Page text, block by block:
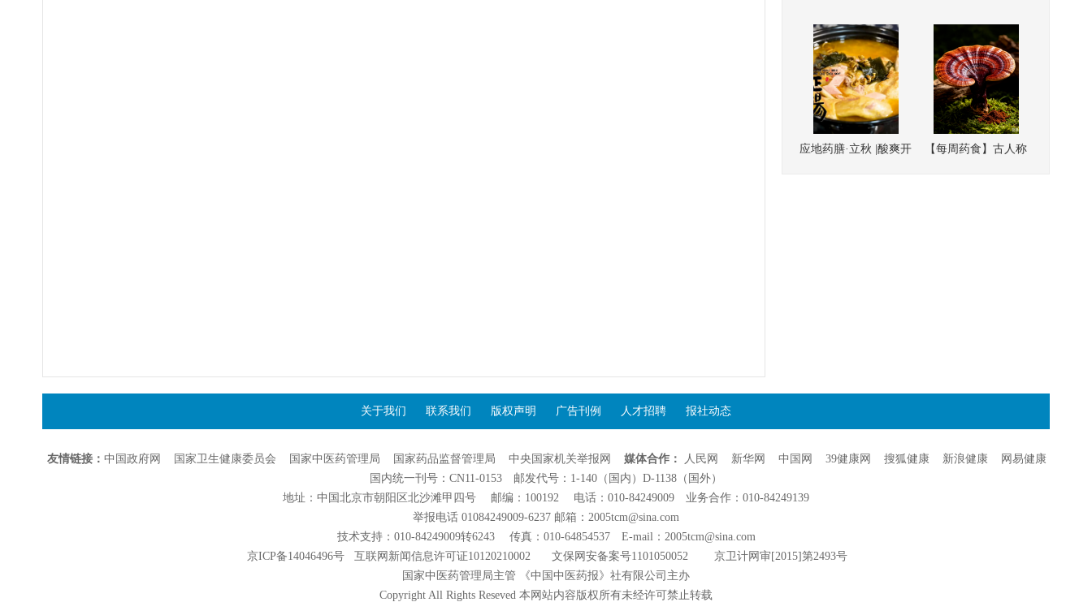
应地药膳·立秋 |酸爽开
【每周药食】古人称
关于我们 联系我们 版权声明 广告刊例 人才招聘 报社动态
友情链接： 中国政府网 国家卫生健康委员会 国家中医药管理局 国家药品监督管理局 中央国家机关举报网 媒体合作： 人民网 新华网 中国网 39健康网 搜狐健康 新浪健康
网易健康
国内统一刊号：CN11-0153 邮发代号：1-140（国内）D-1138（国外）
地址：中国北京市朝阳区北沙滩甲四号 邮编：100192 电话：010-84249009 业务合作：010-84249139
举报电话 01084249009-6237 邮箱：2005tcm@sina.com
技术支持：010-84249009转6243 传真：010-64854537 E-mail：2005tcm@sina.com
京ICP备14046496号
互联网新闻信息许可证10120210002文保网安备案号1101050052 京卫计网审[2015]第2493号
国家中医药管理局主管 《中国中医药报》社有限公司主办
Copyright All Rights Reseved 本网站内容版权所有未经许可禁止转载